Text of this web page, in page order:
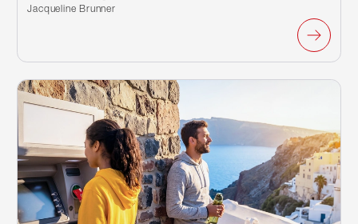
Verfasst von:
Jacqueline Brunner
Weiterlesen